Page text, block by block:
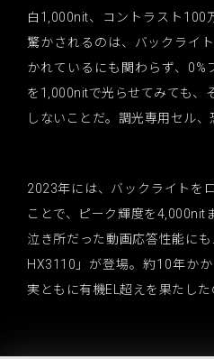
白1,000nit、コントラスト100
驚かされるのは、バックライ
かれているにも関わらず、0%
を1,000nitで光らせてみても、
しないことだ。調光専用セル、
2023年には、バックライトを
ことで、ピーク輝度を4,000nit
泣き所だった動画応答性能に
HX3110」が登場。約10年か
実ともに有機EL超えを果たした